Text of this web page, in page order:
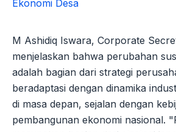
M Ashidiq Iswara, Corporate
menjelaskan bahwa perubahan
adalah bagian dari strategi
beradaptasi dengan dinamika
di masa depan, sejalan dengan
pembangunan ekonomi nasional.